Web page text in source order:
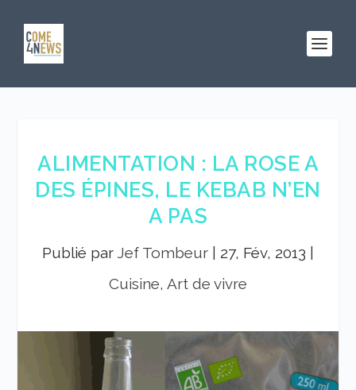
ALIMENTATION : LA ROSE A
DES ÉPINES, LE KEBAB N’EN
A PAS
Publié par Jef Tombeur 27, Fév, 2013
Cuisine, Art de vivre